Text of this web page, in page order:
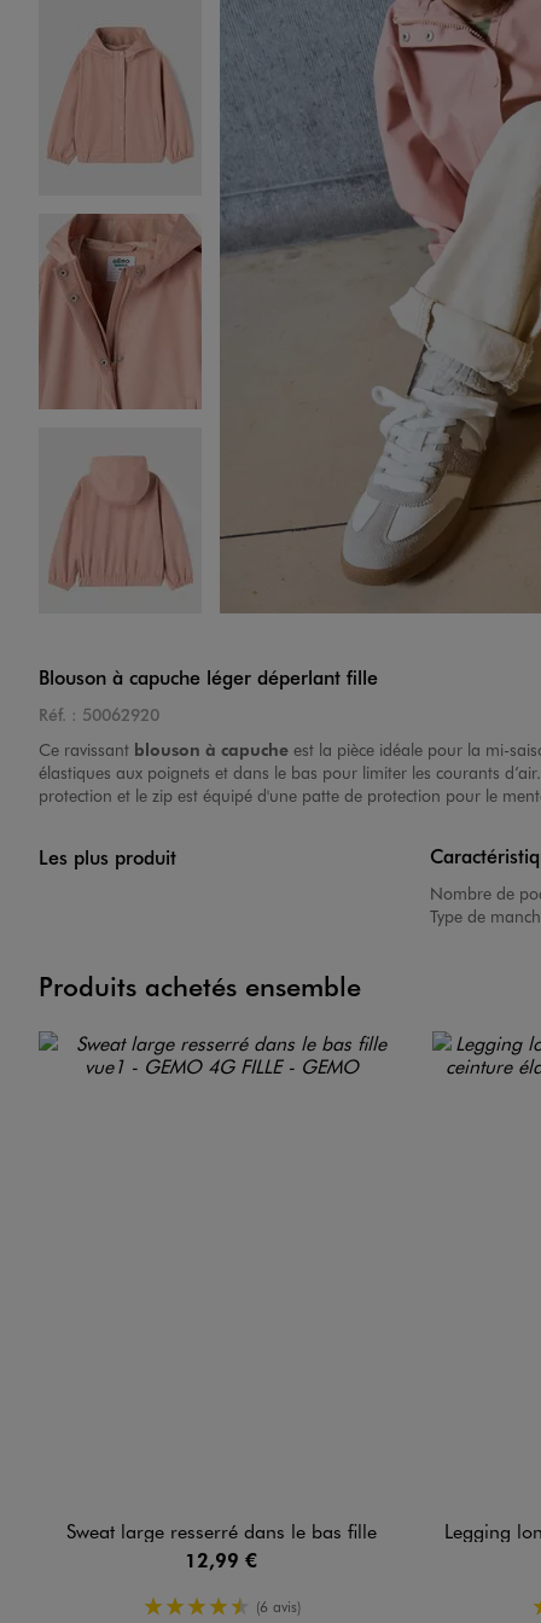
Image 2 sur 4
Image 3 sur 4
Blouson à capuche léger déperlant fille
Réf. : 50062920
Ce ravissant blouson à capuche est la pièce idéale pour la mi-
élastiques aux poignets et dans le bas pour limiter les courants
protection et le zip est équipé d'une patte de protection pour le
Les plus produit
Nombre de
Type de
Produits achetés ensemble
Sweat large resserré dans le bas fille
12,99 €
4.5/5 de moyenne
(6 avis)
Legging long de